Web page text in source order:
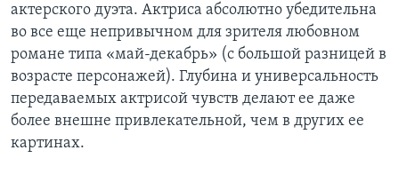
актерского дуэта. Актриса абсолютно убедительна
во все еще непривычном для зрителя любовном
романе типа «май-декабрь» (с большой разницей в
возрасте персонажей). Глубина и универсальность
передаваемых актрисой чувств делают ее даже
более внешне привлекательной, чем в других ее
картинах.